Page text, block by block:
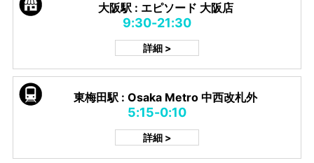
大阪駅 : エピソード 大阪店
9:30-21:30
詳細 >
東梅田駅 : Osaka Metro 中西改札外
5:15-0:10
詳細 >